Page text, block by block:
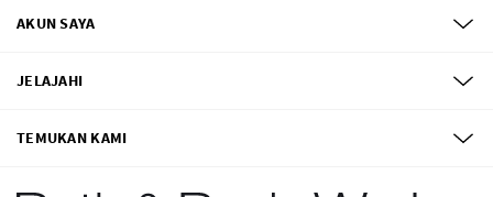
AKUN SAYA
JELAJAHI
TEMUKAN KAMI